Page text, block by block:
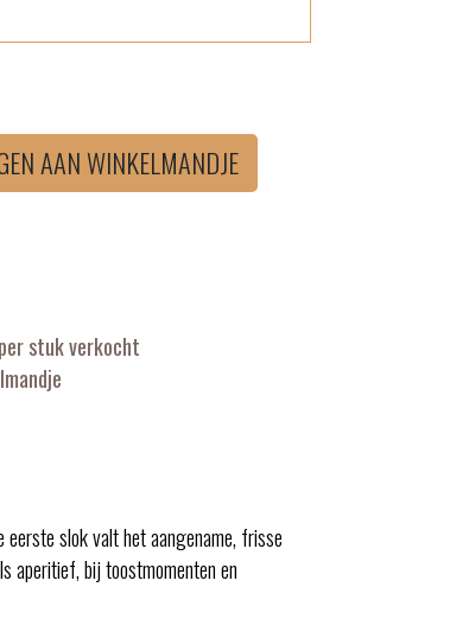
AAN WINKELMANDJE
stuk verkocht
slok valt het aangename, frisse
aperitief, bij toostmomenten en